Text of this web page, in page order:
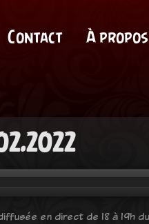
Contact À propos
en direct de 18 à 19h